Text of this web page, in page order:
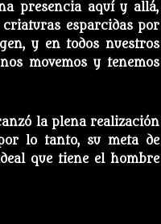
presencia aquí y allá,
esparcidas por
y en todos nuestros
movemos y tenemos
la plena realización
lo tanto, su meta de
que tiene el hombre